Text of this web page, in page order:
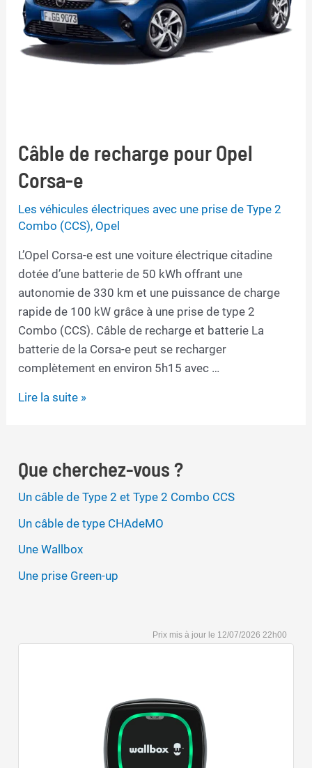
Câble de recharge pour Opel
Corsa-e
Les véhicules électriques avec une prise de Type 2
Combo (CCS), Opel
L’Opel Corsa-e est une voiture électrique citadine
dotée d’une batterie de 50 kWh offrant une
autonomie de 330 km et une puissance de charge
rapide de 100 kW grâce à une prise de type 2
Combo (CCS). Câble de recharge et batterie La
batterie de la Corsa-e peut se recharger
complètement en environ 5h15 avec …
Câble
Opel
Corsa-
Lire la suite »
Que cherchez-vous ?
Un câble de Type 2 et Type 2 Combo CCS
Un câble de type CHAdeMO
Une Wallbox
Une prise Green-up
12/07/2026 22h00